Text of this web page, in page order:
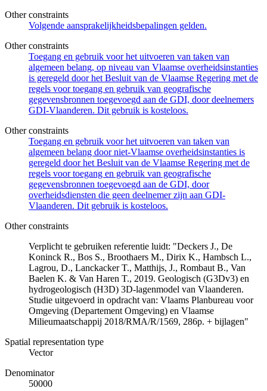
Other constraints
Volgende aansprakelijkheidsbepalingen gelden.
Other constraints
Toegang en gebruik voor het uitvoeren van taken van
algemeen belang, op niveau van Vlaamse overheidsinstanties
is geregeld door het Besluit van de Vlaamse Regering met de
regels voor toegang en gebruik van geografische
gegevensbronnen toegevoegd aan de GDI, door deelnemers
GDI-Vlaanderen. Dit gebruik is kosteloos.
Other constraints
Toegang en gebruik voor het uitvoeren van taken van
algemeen belang door niet-Vlaamse overheidsinstanties is
geregeld door het Besluit van de Vlaamse Regering met de
regels voor toegang en gebruik van geografische
gegevensbronnen toegevoegd aan de GDI, door
overheidsdiensten die geen deelnemer zijn aan GDI-
Vlaanderen. Dit gebruik is kosteloos.
Other constraints
Verplicht te gebruiken referentie luidt: "Deckers J., De
Koninck R., Bos S., Broothaers M., Dirix K., Hambsch L.,
Lagrou, D., Lanckacker T., Matthijs, J., Rombaut B., Van
Baelen K. & Van Haren T., 2019. Geologisch (G3Dv3) en
hydrogeologisch (H3D) 3D-lagenmodel van Vlaanderen.
Studie uitgevoerd in opdracht van: Vlaams Planbureau voor
Omgeving (Departement Omgeving) en Vlaamse
Milieumaatschappij 2018/RMA/R/1569, 286p. + bijlagen"
Spatial representation type
Vector
Denominator
50000